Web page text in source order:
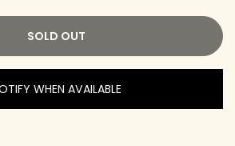
SOLD OUT
WHEN AVAILABLE